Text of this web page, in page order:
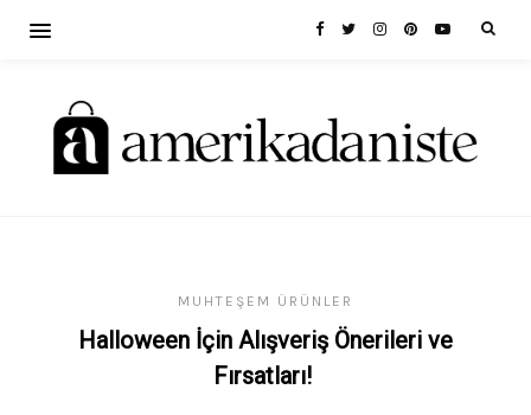
MUHTEŞEM ÜRÜNLER
Halloween İçin Alışveriş Önerileri ve
Fırsatları!